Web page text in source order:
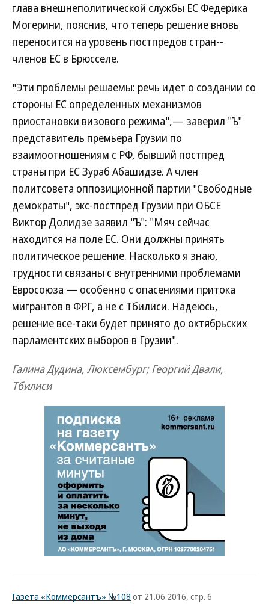
глава внешнеполитической службы ЕС Федерика
Могерини, пояснив, что теперь решение вновь
переносится на уровень постпредов стран--
членов ЕС в Брюсселе.
"Эти проблемы решаемы: речь идет о создании со
стороны ЕС определенных механизмов
приостановки визового режима",— заверил "Ъ"
представитель премьера Грузии по
взаимоотношениям с РФ, бывший постпред
страны при ЕС Зураб Абашидзе. А член
политсовета оппозиционной партии "Свободные
демократы", экс-постпред Грузии при ОБСЕ
Виктор Долидзе заявил "Ъ": "Мяч сейчас
находится на поле ЕС. Они должны принять
политическое решение. Насколько я знаю,
трудности связаны с внутренними проблемами
Евросоюза — особенно с опасениями притока
мигрантов в ФРГ, а не с Тбилиси. Надеюсь,
решение все-таки будет принято до октябрьских
парламентских выборов в Грузии".
Галина Дудина, Люксембург; Георгий Двали,
Тбилиси
Газета «Коммерсантъ» №108 от 21.06.2016, стр. 6